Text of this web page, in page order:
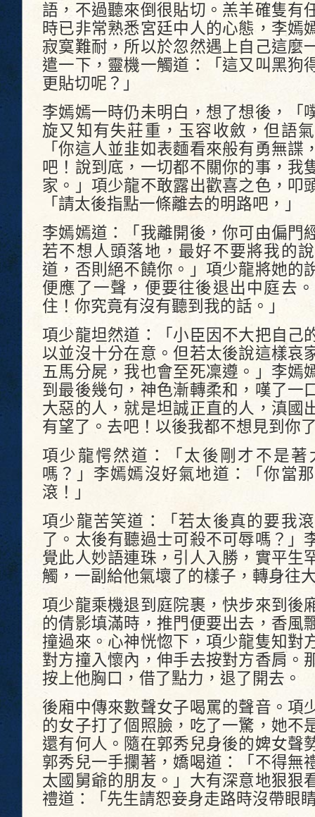
語，不過聽來倒很貼切。羔羊確隻有
時已非常熟悉宮廷中人的心態，李嫣
寂寞難耐，所以於忽然遇上自己這麼
遣一下，靈機一觸道：「這又叫黑狗
更貼切呢？」
李嫣嫣一時仍未明白，想了想後，「
旋又知有失莊重，玉容收斂，但語
「你這人並韭如表麵看來般有勇無諜
吧！說到底，一切都不關你的事，我
家。」項少龍不敢露出歡喜之色，叩
「請太後指點一條離去的明路吧，」
李嫣嫣道：「我離開後，你可由偏門
若不想人頭落地，最好不要將我的
道，否則絕不饒你。」項少龍將她的
便應了一聲，便要往後退出中庭去
住！你究竟有沒有聽到我的話。」
項少龍坦然道：「小臣因不大把自己
以並沒十分在意。但若太後說這樣哀
五馬分屍，我也會至死凜遵。」李嫣
到最後幾句，神色漸轉柔和，嘆了一
大惡的人，就是坦誠正直的人，滇國
有望了。去吧！以後我都不想見到你
項少龍愕然道：「太後剛才不是
嗎？」李嫣嫣沒好氣地道：「你當
滾！」
項少龍苦笑道：「若太後真的要我
了。太後有聽過士可殺不可辱嗎？」
覺此人妙語連珠，引人入勝，實平生
觸，一副給他氣壞了的樣子，轉身往
項少龍乘機退到庭院裹，快步來到後
的倩影填滿時，推門便要出去，香風
撞過來。心神恍惚下，項少龍隻知對
對方撞入懷內，伸手去按對方香肩。
按上他胸口，借了點力，退了開去。
後廂中傳來數聲女子喝罵的聲音。項
的女子打了個照臉，吃了一驚，她不
還有何人。隨在郭秀兒身後的婢女聲
郭秀兒一手攔著，嬌喝道：「不得無
太國舅爺的朋友。」大有深意地狠狠
禮道：「先生請恕妾身走路時沒帶眼